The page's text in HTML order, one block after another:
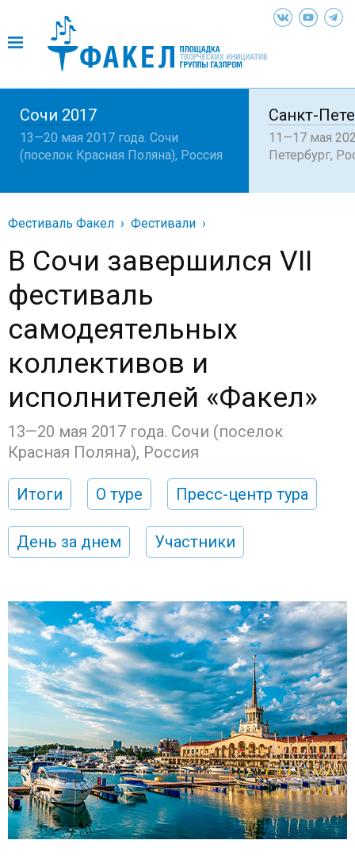
Санкт-
11—17 мая
Петербург,
Сочи 2017
13—20 мая 2017 года. Сочи
(поселок Красная Поляна), Россия
Фестиваль Факел Фестивали
В Сочи завершился VII
фестиваль
самодеятельных
коллективов и
исполнителей «Факел»
13—20 мая 2017 года. Сочи (поселок
Красная Поляна), Россия
Итоги О туре Пресс-центр тура
День за днем Участники